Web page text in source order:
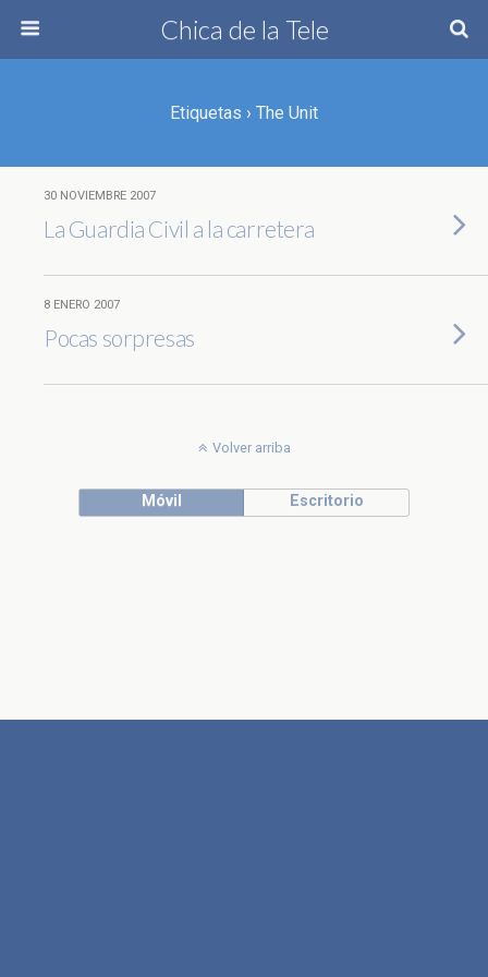
Chica de la Tele
Etiquetas › The Unit
30 NOVIEMBRE 2007
La Guardia Civil a la carretera
8 ENERO 2007
Pocas sorpresas
Volver arriba
Móvil Escritorio